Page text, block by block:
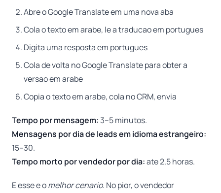
Abre o Google Translate em uma nova aba
Cola o texto em arabe, le a traducao em portugues
Digita uma resposta em portugues
Cola de volta no Google Translate para obter a
versao em arabe
Copia o texto em arabe, cola no CRM, envia
Tempo por mensagem: 3–5 minutos.
Mensagens por dia de leads em idioma estrangeiro:
15–30.
Tempo morto por vendedor por dia:ate 2,5 horas.
E esse e omelhor cenario. No pior, o vendedor